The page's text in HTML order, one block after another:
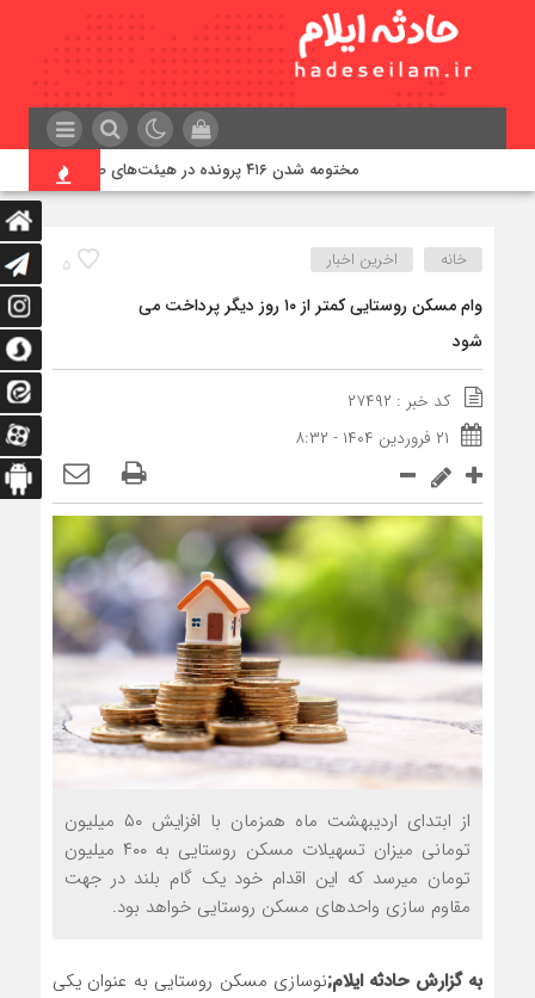
مختومه شدن ۴۱۶ پرونده در هیئت‌های صلح ایلام
۵ خانه اخرین اخبار
وام مسکن روستایی کمتر از ۱۰ روز دیگر پرداخت می
شود
کد خبر : ۲۷۴۹۲
۲۱ فروردین ۱۴۰۴ - ۸:۳۲
از ابتدای اردیبهشت ماه همزمان با افزایش ۵۰ میلیون
تومانی میزان تسهیلات مسکن روستایی به ۴۰۰ میلیون
تومان میرسد که این اقدام خود یک گام بلند در جهت
مقاوم سازی واحد‌های مسکن روستایی خواهد بود.
به گزارش حادثه ایلام;نوسازی مسکن روستایی به عنوان یکی